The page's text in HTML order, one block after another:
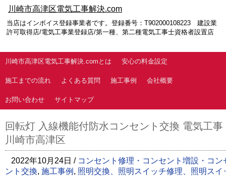
川崎市高津区電気工事解決.com
当店はインボイス登録事業者です。登録番号：T902000108223 建設業
許可取得店/電気工事業登録店/第一種、第二種電気工事士資格者設置店
川崎市高津区電気工事解決.comとは 安心の料金設定
施工までの流れ よくある質問 施工事例 会社概要
お問い合わせ サイトマップ
回転灯 入線機能付防水コンセント交換 電気工事
川崎市高津区
2022年10月24日 / コンセント修理・コンセント増設・コン
ント交換, 施工事例 , 照明交換、照明スイッチ修理、照明スイ